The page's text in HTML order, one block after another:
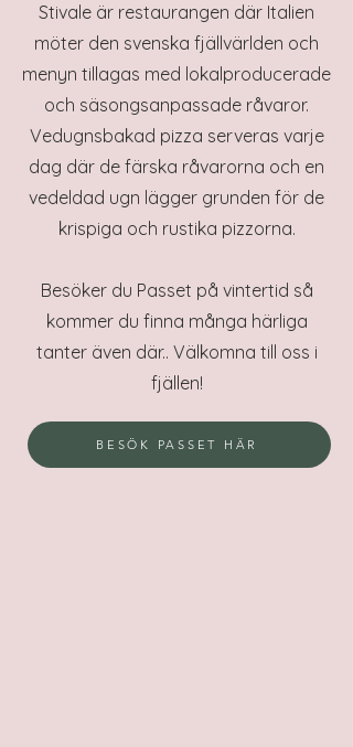
Stivale är restaurangen där Italien
möter den svenska fjällvärlden och
menyn tillagas med lokalproducerade
och säsongsanpassade råvaror.
Vedugnsbakad pizza serveras varje
dag där de färska råvarorna och en
vedeldad ugn lägger grunden för de
krispiga och rustika pizzorna.
Besöker du Passet på vintertid så
kommer du finna många härliga
tanter även där.. Välkomna till oss i
fjällen!
BESÖK PASSET HÄR